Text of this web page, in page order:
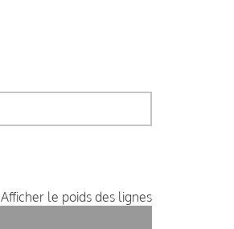
Afficher le poids des lignes